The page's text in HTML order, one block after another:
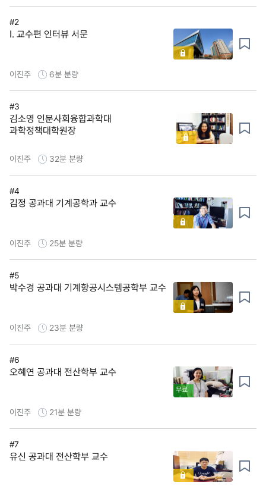
#2
Ⅰ. 교수편 인터뷰 서문
이진주 6분 분량
#3
김소영 인문사회융합과학대
과학정책대학원장
이진주 32분 분량
#4
김정 공과대 기계공학과 교수
이진주 25분 분량
#5
박수경 공과대 기계항공시스템공학부 교수
이진주 23분 분량
#6
오혜연 공과대 전산학부 교수
무료
이진주 21분 분량
#7
유신 공과대 전산학부 교수